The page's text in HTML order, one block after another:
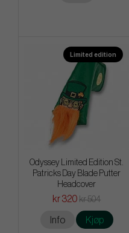
Limited edition
Odyssey Limited Edition St.
Patricks Day Blade Putter
Headcover
kr 320 kr 504
Info Kjøp